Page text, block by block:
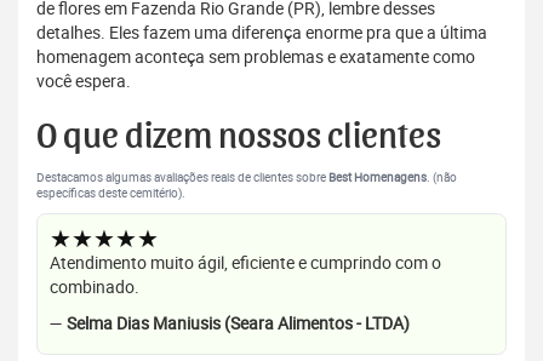
de flores em Fazenda Rio Grande (PR), lembre desses
detalhes. Eles fazem uma diferença enorme pra que a última
homenagem aconteça sem problemas e exatamente como
você espera.
O que dizem nossos clientes
Destacamos algumas avaliações reais de clientes sobre Best Homenagens. (não
específicas deste cemitério).
★★★★★
Atendimento muito ágil, eficiente e cumprindo com o
combinado.
— Selma Dias Maniusis (Seara Alimentos - LTDA)